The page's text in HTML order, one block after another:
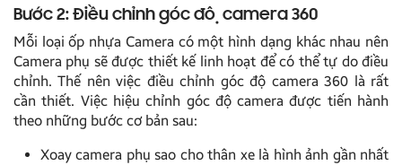
Bước 2: Điều chỉnh góc độ camera 360
Mỗi loại ốp nhựa Camera có một hình dạng khác nhau nên
Camera phụ sẽ được thiết kế linh hoạt để có thể tự do điều
chỉnh. Thế nên việc điều chỉnh góc độ camera 360 là rất
cần thiết. Việc hiệu chỉnh góc độ camera được tiến hành
theo những bước cơ bản sau:
Xoay camera phụ sao cho thân xe là hình ảnh gần nhất